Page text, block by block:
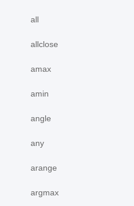
all
allclose
amax
amin
angle
any
arange
argmax